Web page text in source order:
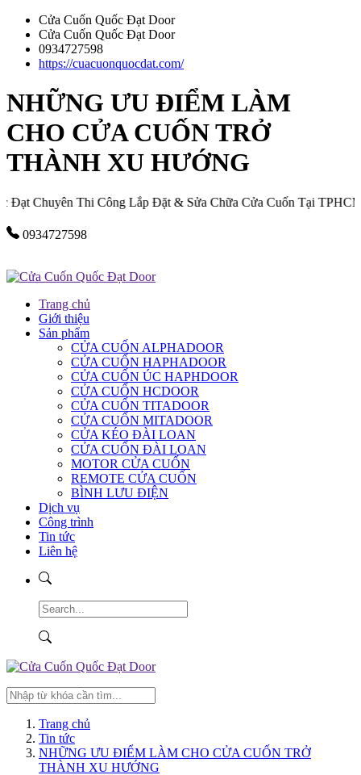
Cửa Cuốn Quốc Đạt Door
Cửa Cuốn Quốc Đạt Door
0934727598
https://cuacuonquocdat.com/
NHỮNG ƯU ĐIỂM LÀM
CHO CỬA CUỐN TRỞ
THÀNH XU HƯỚNG
Chuyên Thi Công Lắp Đặt & Sửa Chữa Cửa Cuốn Tại TPHCM
0934727598
Trang chủ
Giới thiệu
Sản phẩm
CỬA CUỐN ALPHADOOR
CỬA CUỐN HAPHADOOR
CỬA CUỐN ÚC HAPHDOOR
CỬA CUỐN HCDOOR
CỬA CUỐN TITADOOR
CỬA CUỐN MITADOOR
CỬA KÉO ĐÀI LOAN
CỬA CUỐN ĐÀI LOAN
MOTOR CỬA CUỐN
REMOTE CỬA CUỐN
BÌNH LƯU ĐIỆN
Dịch vụ
Công trình
Tin tức
Liên hệ
Trang chủ
Tin tức
NHỮNG ƯU ĐIỂM LÀM CHO CỬA CUỐN TRỞ
THÀNH XU HƯỚNG